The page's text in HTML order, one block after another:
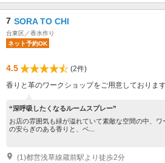
7 SORA TO CHI
台東区／香水作り
ネット予約OK
4.5
(2件)
香りと革のワークショップをご用意しております
“深呼吸したくなるルームスプレー”
お店の雰囲気も緑が溢れていて素敵な空間の中、
の安らぎのある香りと、ベ...
(1)都営浅草線蔵前駅より徒歩2分